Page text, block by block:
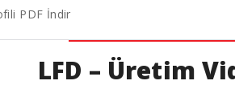
PDF İndir
LFD – Üretim